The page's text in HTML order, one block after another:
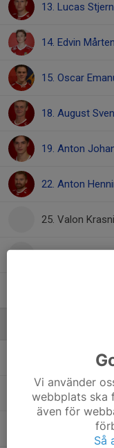
13. Lucas
14. Edvin
15. Oscar
18. August
19. Anton
22. Anton
25. Valon
Joacim
Maid Makic
Sasa Dobric
Vi använder
webbplats ska
även för
Så